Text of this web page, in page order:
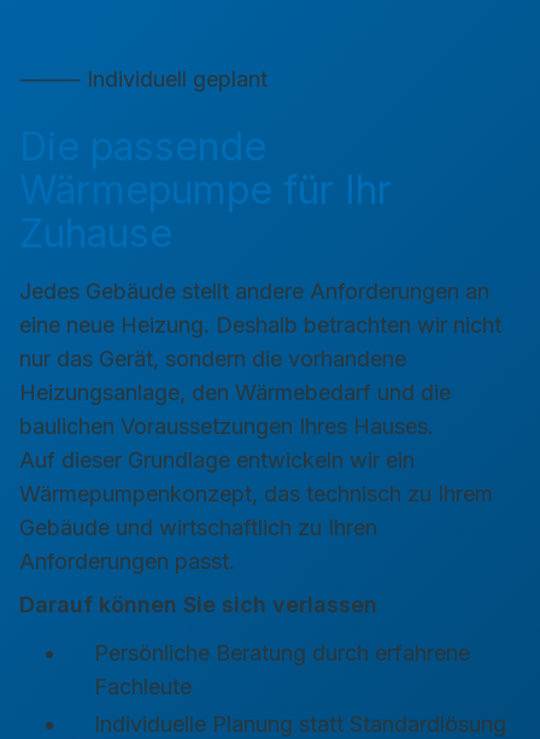
⸻ Individuell geplant
Die passende
Wärmepumpe für Ihr
Zuhause
Jedes Gebäude stellt andere Anforderungen an
eine neue Heizung. Deshalb betrachten wir nicht
nur das Gerät, sondern die vorhandene
Heizungsanlage, den Wärmebedarf und die
baulichen Voraussetzungen Ihres Hauses.
Auf dieser Grundlage entwickeln wir ein
Wärmepumpenkonzept, das technisch zu Ihrem
Gebäude und wirtschaftlich zu Ihren
Anforderungen passt.
Darauf können Sie sich verlassen
Persönliche Beratung durch erfahrene
Fachleute
Individuelle Planung statt Standardlösung